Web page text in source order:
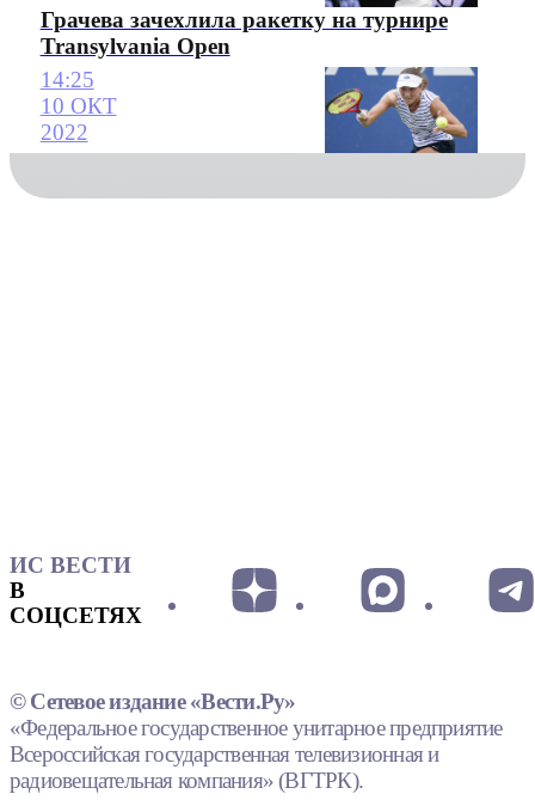
Грачева зачехлила ракетку на турнире
Transylvania Open
14:25
10 ОКТ
2022
ИС ВЕСТИ
В
СОЦСЕТЯХ
© Сетевое издание «Вести.Ру»
«Федеральное государственное унитарное предприятие
Всероссийская государственная телевизионная и
радиовещательная компания» (ВГТРК).